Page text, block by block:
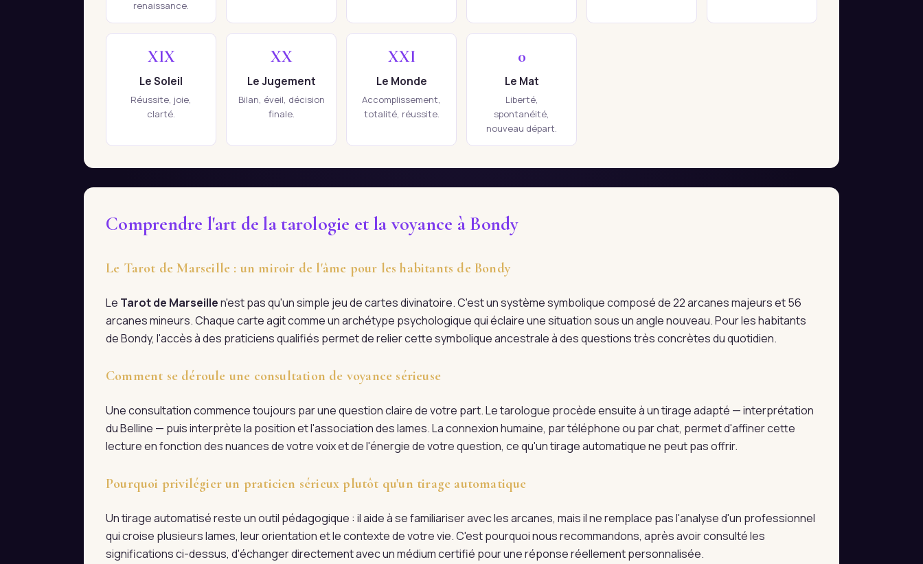
renaissance.
XIX
Le Soleil
Réussite, joie,
clarté.
XX
Le Jugement
Bilan, éveil, décision
finale.
XXI
Le Monde
Accomplissement,
totalité, réussite.
0
Le Mat
Liberté,
spontanéité,
nouveau départ.
Comprendre l'art de la tarologie et la voyance à Bondy
Le Tarot de Marseille : un miroir de l'âme pour les habitants de Bondy
Le Tarot de Marseillen'est pas qu'un simple jeu de cartes divinatoire. C'est un système symbolique composé de 22 arcanes majeurs et 56
arcanes mineurs. Chaque carte agit comme un archétype psychologique qui éclaire une situation sous un angle nouveau. Pour les habitants
de Bondy, l'accès à des praticiens qualifiés permet de relier cette symbolique ancestrale à des questions très concrètes du quotidien.
Comment se déroule une consultation de voyance sérieuse
Une consultation commence toujours par une question claire de votre part. Le tarologue procède ensuite à un tirage adapté — interprétation
du Belline — puis interprète la position et l'association des lames. La connexion humaine, par téléphone ou par chat, permet d'affiner cette
lecture en fonction des nuances de votre voix et de l'énergie de votre question, ce qu'un tirage automatique ne peut pas offrir.
Pourquoi privilégier un praticien sérieux plutôt qu'un tirage automatique
Un tirage automatisé reste un outil pédagogique : il aide à se familiariser avec les arcanes, mais il ne remplace pas l'analyse d'un professionnel
qui croise plusieurs lames, leur orientation et le contexte de votre vie. C'est pourquoi nous recommandons, après avoir consulté les
significations ci-dessus, d'échanger directement avec un médium certifié pour une réponse réellement personnalisée.